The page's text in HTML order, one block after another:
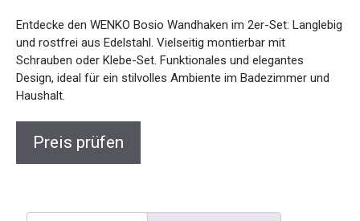
Entdecke den WENKO Bosio Wandhaken im 2er-Set: Langlebig
und rostfrei aus Edelstahl. Vielseitig montierbar mit
Schrauben oder Klebe-Set. Funktionales und elegantes
Design, ideal für ein stilvolles Ambiente im Badezimmer und
Haushalt.
Preis prüfen